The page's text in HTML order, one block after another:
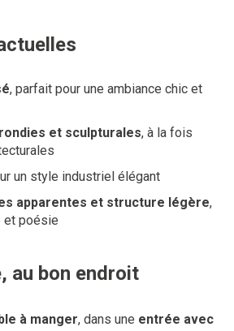
, parfait pour une ambiance chic et
et sculpturales, à la fois
un style industriel élégant
apparentes et structure légère,
et poésie
au bon endroit
à manger, dans une entrée avec